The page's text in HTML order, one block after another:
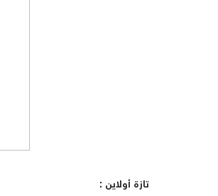
تازة أولاين :